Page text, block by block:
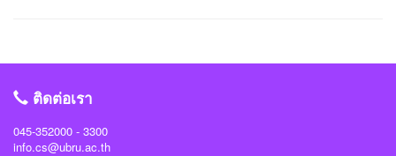
24 สถาบันการศึกษา รวมทีมมาเข้าร่วมทำการแข่งขันในโครงการจำนวน 60 ทีม
#มหาวิทยาลัยราชภัฏอุบลราชธานี
ติดต่อเรา
045-352000 - 3300
info.cs@ubru.ac.th